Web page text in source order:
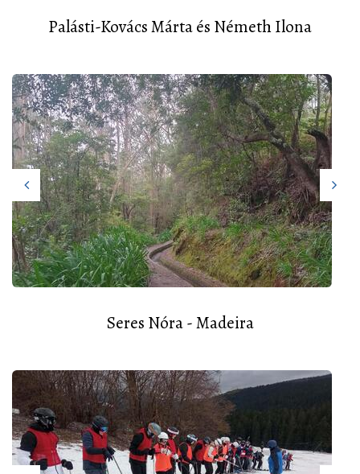
Palásti-Kovács Márta és Németh Ilona
Seres Nóra - Madeira